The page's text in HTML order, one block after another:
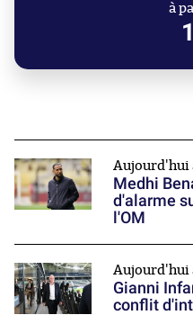
à
Aujourd'hui
Medhi
d'alarme
l'OM
Aujourd'hui
Gianni
conflit